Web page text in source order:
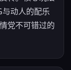
动人的配乐
党不可错过的